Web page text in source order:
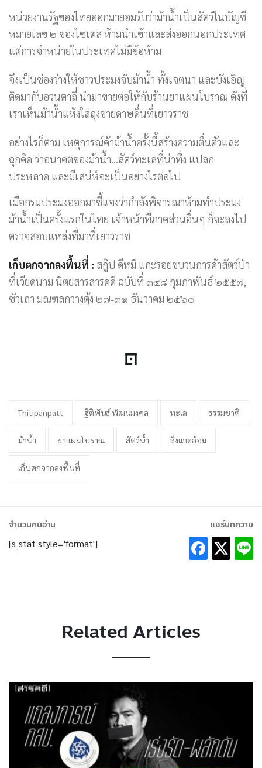
หน่วยงานรัฐของไทยออกมายอมรับว่าม้าน้ำเป็นสัตว์ในบัญชี
หมายเลข ๒ ของไซเตส ห้ามนำเข้าและส่งออกนอกประเทศ
แต่การจำหน่ายในประเทศไม่มีข้อห้าม
จึงเป็นช่องว่างให้ชาวประมงจับม้าน้ำ ทั้งเจตนา และบังเอิญ
ติดมากับอวนตาถี่ นำมาขายต่อให้กับร้านยาแผนโบราณ ดังที่
เราเห็นม้าน้ำแห้งใส่ถุงขายดาษดื่นที่เยาวราช
อย่างไรก็ตาม เหตุการณ์ค้าม้าน้ำครั้งนี้สร้างความตื่นตัวและ
ฉุกคิด ว่าอนาคตของม้าน้ำ…สัตว์ทะเลที่น่าทึ่ง แปลก
ประหลาด และมีเสน่ห์จะเป็นอย่างไรต่อไป
เมื่อกรมประมงออกมาชี้แจงว่ากำลังพิจารณาห้ามทำประมง
ม้าน้ำเป็นครั้งแรกในไทย เจ้าหน้าที่ภาคส่วนอื่นๆ ก็จะลงไป
ตรวจสอบแหล่งที่มาที่เยาวราช
เก็บตกจากลงพื้นที่ : สกู๊ป ดีหมี แกะรอยขบวนการค้าสัตว์ป่า
ที่เวียดนาม นิตยสารสารคดี ฉบับที่ ๓๔๘ กุมภาพันธ์ ๒๕๕๗,
ซัวเถา มณฑลกวางตุ้ง ๒๗-๓๑ ธันวาคม ๒๕๖๐
Thitipanpatt ฐิติพันธ์ พัฒนมงคล ทะเล ธรรมชาติ
ม้าน้ำ ยาแผนโบราณ สัตว์น้ำ สิ่งแวดล้อม
เก็บตกจากลงพื้นที่
จำนวนคนอ่าน
[s_stat style='format']
แชร์บทความ
Related Articles